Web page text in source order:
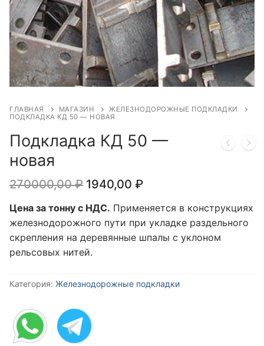
ГЛАВНАЯ МАГАЗИН
ЖЕЛЕЗНОДОРОЖНЫЕ ПОДКЛАДКИ
ПОДКЛАДКА КД 50 — НОВАЯ
Подкладка КД 50 —
новая
270000,00₽ Первоначальная
составляла
270000,00 ₽.
1940,00 ₽Текущая
1940,00 ₽.
Цена за тонну с НДС. Применяется в конструкциях
железнодорожного пути при укладке раздельного
скрепления на деревянные шпалы с уклоном
рельсовых нитей.
Категория: Железнодорожные подкладки